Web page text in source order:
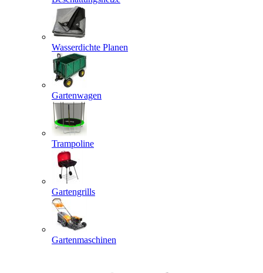
Wasserdichte Planen
Gartenwagen
Trampoline
Gartengrills
Gartenmaschinen